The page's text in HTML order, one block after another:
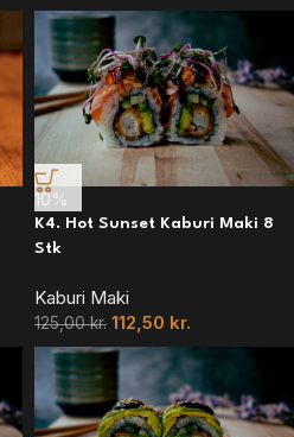
10%
K4. Hot Sunset Kaburi Maki 8
Stk
Kaburi Maki
125,00kr. 112,50 kr.